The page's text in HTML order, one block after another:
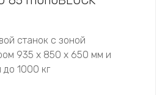
станок с зоной
935 х 850 х 650 мм и
до 1000 кг